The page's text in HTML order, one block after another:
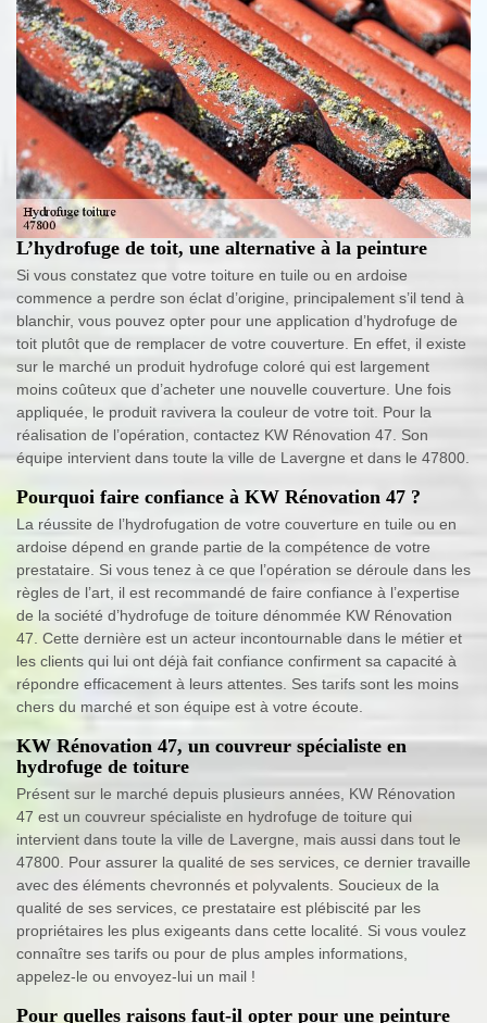
L’hydrofuge de toit, une alternative à la peinture
Si vous constatez que votre toiture en tuile ou en ardoise
commence a perdre son éclat d’origine, principalement s’il tend à
blanchir, vous pouvez opter pour une application d’hydrofuge de
toit plutôt que de remplacer de votre couverture. En effet, il existe
sur le marché un produit hydrofuge coloré qui est largement
moins coûteux que d’acheter une nouvelle couverture. Une fois
appliquée, le produit ravivera la couleur de votre toit. Pour la
réalisation de l’opération, contactez KW Rénovation 47. Son
équipe intervient dans toute la ville de Lavergne et dans le 47800.
Pourquoi faire confiance à KW Rénovation 47 ?
La réussite de l’hydrofugation de votre couverture en tuile ou en
ardoise dépend en grande partie de la compétence de votre
prestataire. Si vous tenez à ce que l’opération se déroule dans les
règles de l’art, il est recommandé de faire confiance à l’expertise
de la société d’hydrofuge de toiture dénommée KW Rénovation
47. Cette dernière est un acteur incontournable dans le métier et
les clients qui lui ont déjà fait confiance confirment sa capacité à
répondre efficacement à leurs attentes. Ses tarifs sont les moins
chers du marché et son équipe est à votre écoute.
KW Rénovation 47, un couvreur spécialiste en
hydrofuge de toiture
Présent sur le marché depuis plusieurs années, KW Rénovation
47 est un couvreur spécialiste en hydrofuge de toiture qui
intervient dans toute la ville de Lavergne, mais aussi dans tout le
47800. Pour assurer la qualité de ses services, ce dernier travaille
avec des éléments chevronnés et polyvalents. Soucieux de la
qualité de ses services, ce prestataire est plébiscité par les
propriétaires les plus exigeants dans cette localité. Si vous voulez
connaître ses tarifs ou pour de plus amples informations,
appelez-le ou envoyez-lui un mail !
Pour quelles raisons faut-il opter pour une peinture